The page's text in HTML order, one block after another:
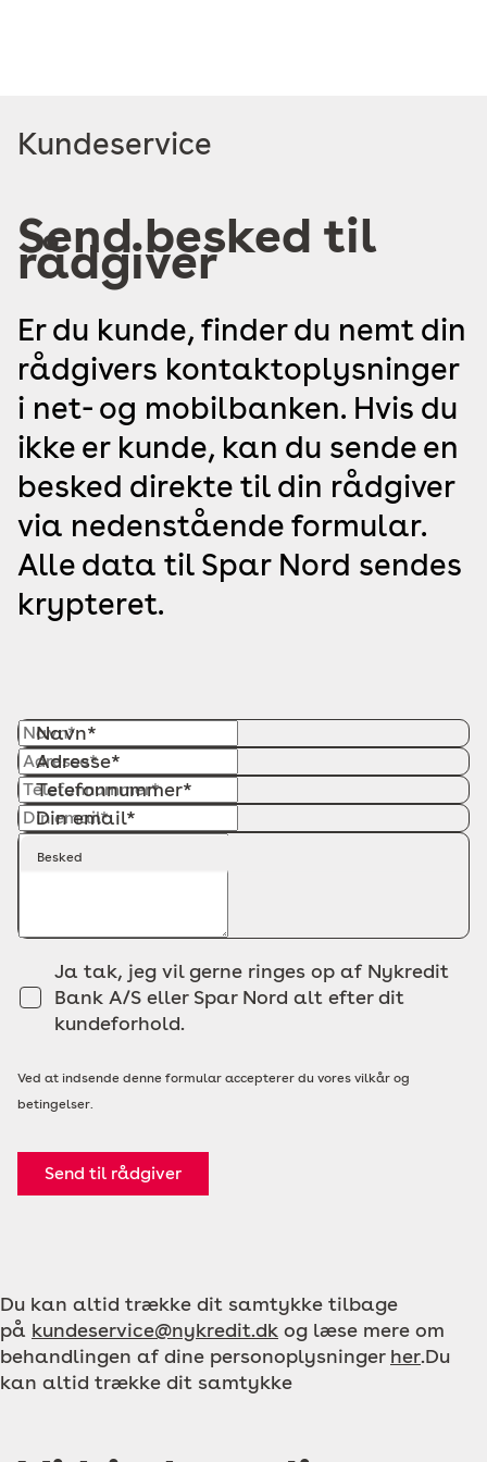
Læs
Kundeservice
Send besked til
rådgiver
Er du kunde, finder du nemt din
rådgivers kontaktoplysninger
i net- og mobilbanken. Hvis du
ikke er kunde, kan du sende en
besked direkte til din rådgiver
via nedenstående formular.
Alle data til Spar Nord sendes
krypteret.
Navn*
Adresse*
Telefonnummer*
Din email*
Besked
Ja tak, jeg vil gerne ringes op af Nykredit
Bank A/S eller Spar Nord alt efter dit
kundeforhold.
Ved at indsende denne formular accepterer du vores vilkår og
betingelser.
Send til rådgiver
Du kan altid trække dit samtykke tilbage
på kundeservice@nykredit.dk og læse mere om
behandlingen af dine personoplysninger her.Du
kan altid trække dit samtykke